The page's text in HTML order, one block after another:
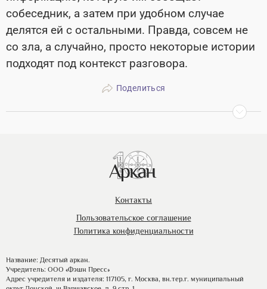
собеседник, а затем при удобном случае
делятся ей с остальными. Правда, совсем не
со зла, а случайно, просто некоторые истории
подходят под контекст разговора.
Поделиться
Контакты
Пользовательское соглашение
Политика конфиденциальности
Название: Десятый аркан.
Учредитель: ООО «Фэшн Пресс»
Адрес учредителя и издателя: 117105, г. Москва, вн.тер.г. муниципальный